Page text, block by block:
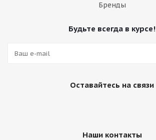
Бренды
Будьте всегда в курсе!
Оставайтесь на связи
Наши контакты